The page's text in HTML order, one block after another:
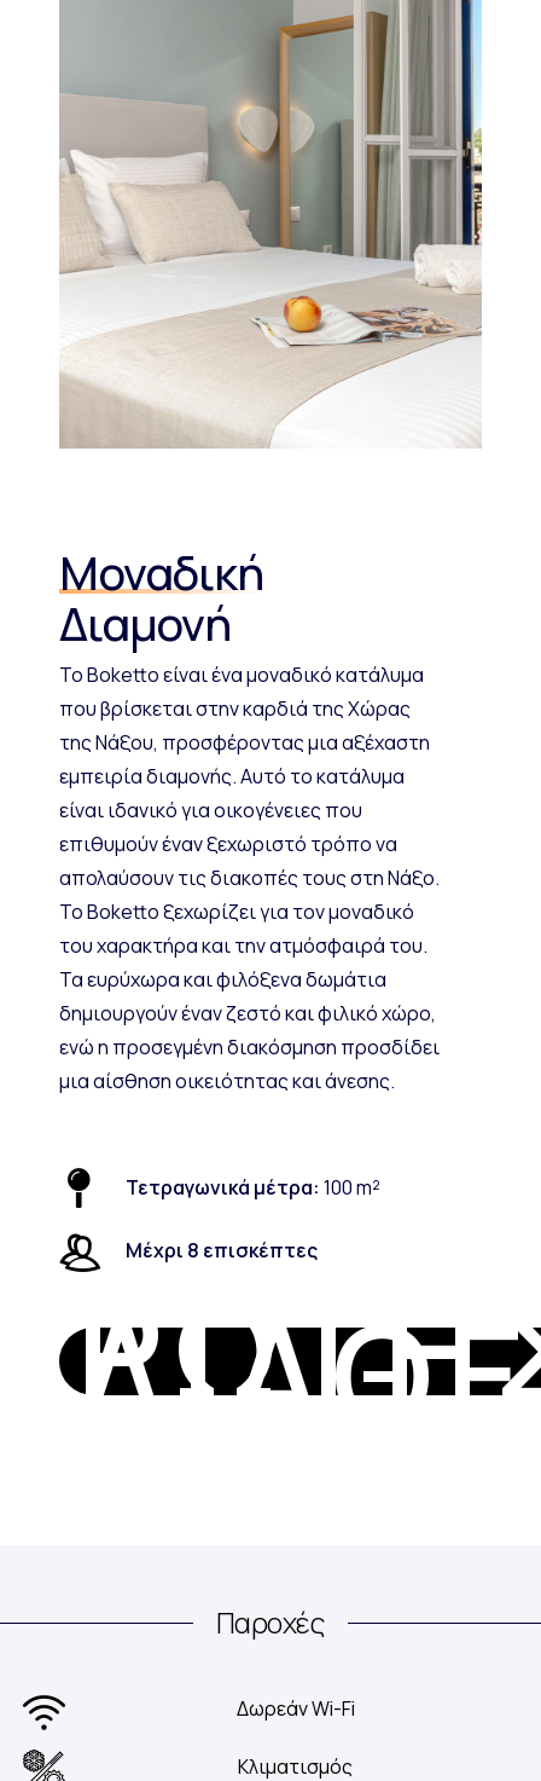
Μοναδική
Διαμονή
Το Boketto είναι ένα μοναδικό κατάλυμα
που βρίσκεται στην καρδιά της Χώρας
της Νάξου, προσφέροντας μια αξέχαστη
εμπειρία διαμονής. Αυτό το κατάλυμα
είναι ιδανικό για οικογένειες που
επιθυμούν έναν ξεχωριστό τρόπο να
απολαύσουν τις διακοπές τους στη Νάξο.
Το Boketto ξεχωρίζει για τον μοναδικό
του χαρακτήρα και την ατμόσφαιρά του.
Τα ευρύχωρα και φιλόξενα δωμάτια
δημιουργούν έναν ζεστό και φιλικό χώρο,
ενώ η προσεγμένη διακόσμηση προσδίδει
μια αίσθηση οικειότητας και άνεσης.
Τετραγωνικά μέτρα: 100 m²
Μέχρι 8 επισκέπτες
Παροχές
Δωρεάν Wi-Fi
Κλιματισμός